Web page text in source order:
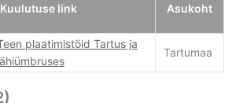
Kuulutuse link Asukoht
plaatimistöid Tartus ja
Tartumaa